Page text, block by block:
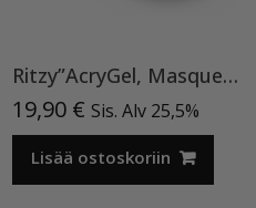
Ritzy”AcryGel, Masque Pink”15ml TPO-VAPAA
19,90 € Sis. Alv 25,5%
Lisää ostoskoriin